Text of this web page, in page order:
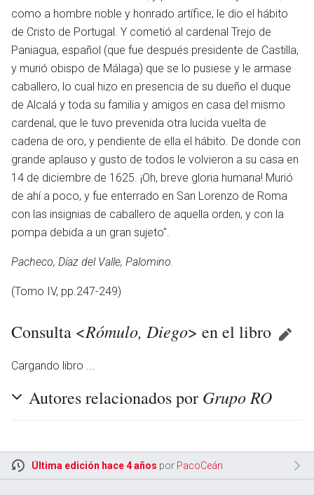
en
como a hombre noble y honrado artífice, le dio el hábito
de Cristo de Portugal. Y cometió al cardenal Trejo de
Paniagua, español (que fue después presidente de Castilla,
y murió obispo de Málaga) que se lo pusiese y le armase
caballero, lo cual hizo en presencia de su dueño el duque
de Alcalá y toda su familia y amigos en casa del mismo
cardenal, que le tuvo prevenida otra lucida vuelta de
cadena de oro, y pendiente de ella el hábito. De donde con
grande aplauso y gusto de todos le volvieron a su casa en
14 de diciembre de 1625. ¡Oh, breve gloria humana! Murió
de ahí a poco, y fue enterrado en San Lorenzo de Roma
con las insignias de caballero de aquella orden, y con la
pompa debida a un gran sujeto".
Pacheco, Díaz del Valle, Palomino.
(Tomo IV, pp.247-249)
Consulta <Rómulo, Diego> en el libro
Cargando libro ...
Autores relacionados por Grupo RO
Última edición hace 4 años por PacoCeán